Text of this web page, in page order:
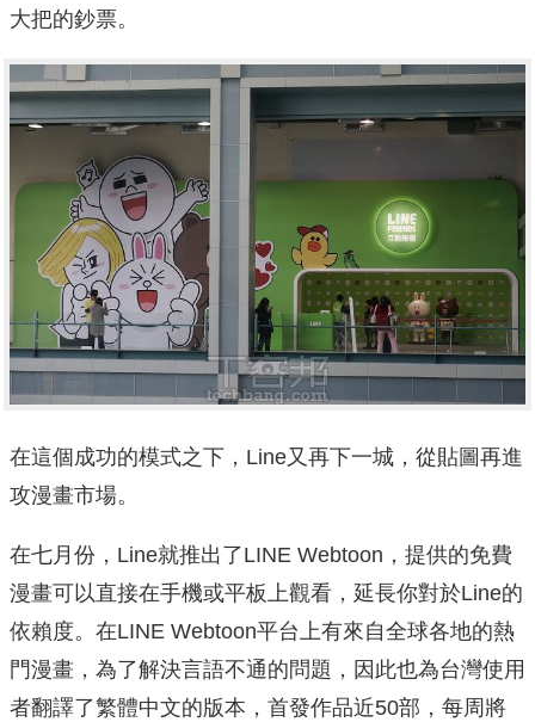
大把的鈔票。
在這個成功的模式之下，Line又再下一城，從貼圖再進
攻漫畫市場。
在七月份，Line就推出了LINE Webtoon，提供的免費
漫畫可以直接在手機或平板上觀看，延長你對於Line的
依賴度。在LINE Webtoon平台上有來自全球各地的熱
門漫畫，為了解決言語不通的問題，因此也為台灣使用
者翻譯了繁體中文的版本，首發作品近50部，每周將